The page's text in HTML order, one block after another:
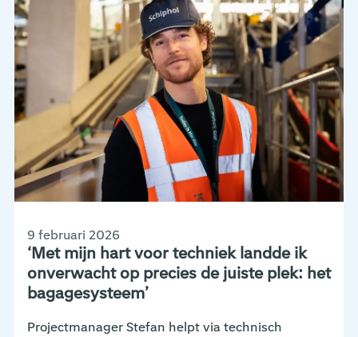
‘Met mijn hart voor techniek landde ik
onverwacht op precies de juiste plek: het
bagagesysteem’
9 februari 2026
Projectmanager Stefan helpt via technisch